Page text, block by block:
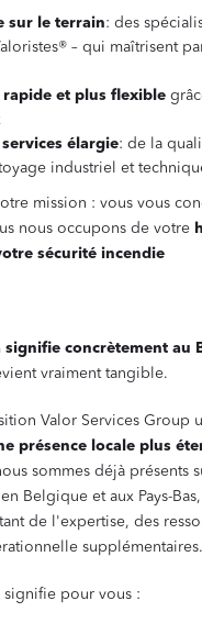
sur le terrain: des
– qui maîtrisent
rapide et plus flexible
élargie: de la
industriel et
mission : vous vous
nous occupons de votre
sécurité incendie
signifie concrètement au
vraiment tangible.
Valor Services Group
présence locale plus
sommes déjà présents
Belgique et aux Pays-
de l'expertise, des
supplémentaires.
signifie pour vous :